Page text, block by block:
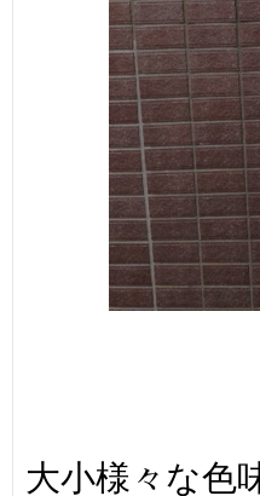
大小様々な色